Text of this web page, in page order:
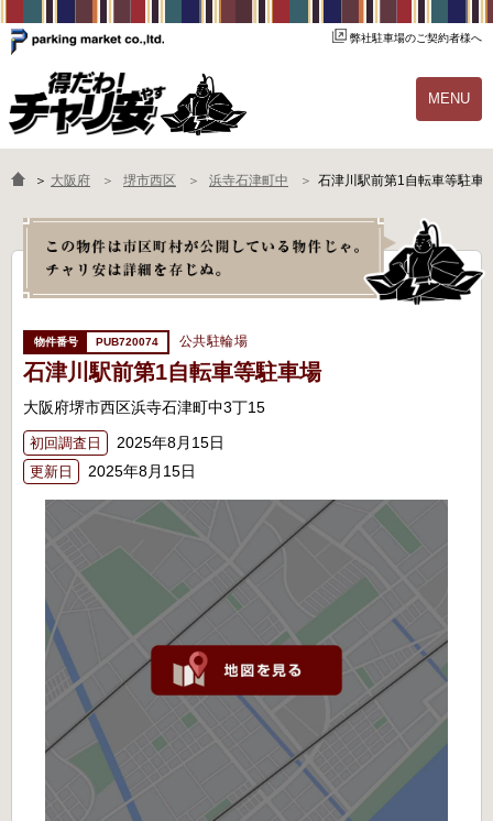
弊社駐車場のご契約者様へ
MENU
物件一覧 ご契約の流れ
よくあるご質問 駐輪場オーナー様へ
＞ 大阪府 堺市西区 浜寺石津町中 石津川駅前第1自転車等駐車
PUB720074 公共駐輪場
石津川駅前第1自転車等駐車場
大阪府堺市西区浜寺石津町中3丁15
初回調査日 2025年8月15日
更新日 2025年8月15日